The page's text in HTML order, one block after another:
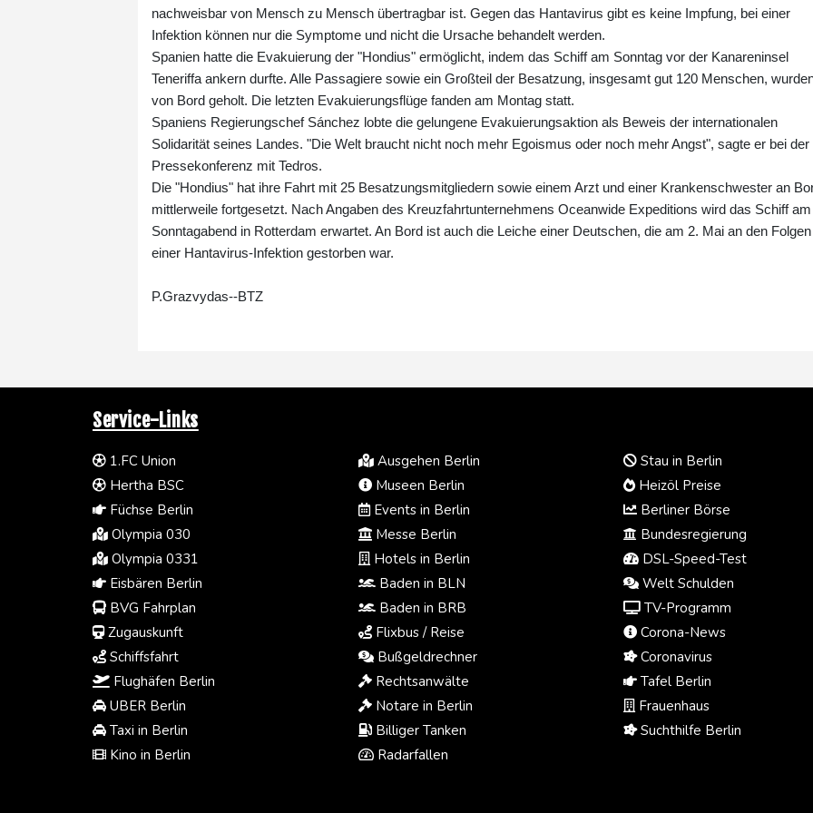
nachweisbar von Mensch zu Mensch übertragbar ist. Gegen das Hantavirus gibt es keine Impfung, bei einer
Infektion können nur die Symptome und nicht die Ursache behandelt werden.
Spanien hatte die Evakuierung der "Hondius" ermöglicht, indem das Schiff am Sonntag vor der Kanareninsel
Teneriffa ankern durfte. Alle Passagiere sowie ein Großteil der Besatzung, insgesamt gut 120 Menschen,
von Bord geholt. Die letzten Evakuierungsflüge fanden am Montag statt.
Spaniens Regierungschef Sánchez lobte die gelungene Evakuierungsaktion als Beweis der internationalen
Solidarität seines Landes. "Die Welt braucht nicht noch mehr Egoismus oder noch mehr Angst", sagte er bei der
Pressekonferenz mit Tedros.
Die "Hondius" hat ihre Fahrt mit 25 Besatzungsmitgliedern sowie einem Arzt und einer Krankenschwester an
mittlerweile fortgesetzt. Nach Angaben des Kreuzfahrtunternehmens Oceanwide Expeditions wird das Schiff am
Sonntagabend in Rotterdam erwartet. An Bord ist auch die Leiche einer Deutschen, die am 2. Mai an den Folgen
einer Hantavirus-Infektion gestorben war.
P.Grazvydas--BTZ
Service-Links
1.FC Union
Hertha BSC
Füchse Berlin
Olympia 030
Olympia 0331
Eisbären Berlin
BVG Fahrplan
Zugauskunft
Schiffsfahrt
Flughäfen Berlin
UBER Berlin
Taxi in Berlin
Kino in Berlin
Ausgehen Berlin
Museen Berlin
Events in Berlin
Messe Berlin
Hotels in Berlin
Baden in BLN
Baden in BRB
Flixbus / Reise
Bußgeldrechner
Rechtsanwälte
Notare in Berlin
Billiger Tanken
Radarfallen
Stau in Berlin
Heizöl Preise
Berliner Börse
Bundesregierung
DSL-Speed-Test
Welt Schulden
TV-Programm
Corona-News
Coronavirus
Tafel Berlin
Frauenhaus
Suchthilfe Berlin